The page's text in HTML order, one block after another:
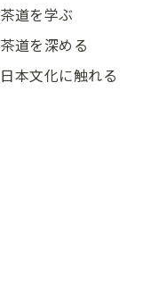
茶道を学ぶ
茶道を深める
日本文化に触れる